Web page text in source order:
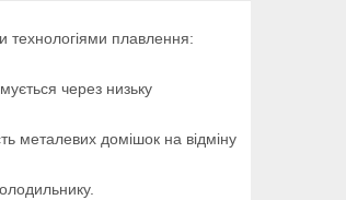
технологіями плавлення:
через низьку
металевих домішок на відміну